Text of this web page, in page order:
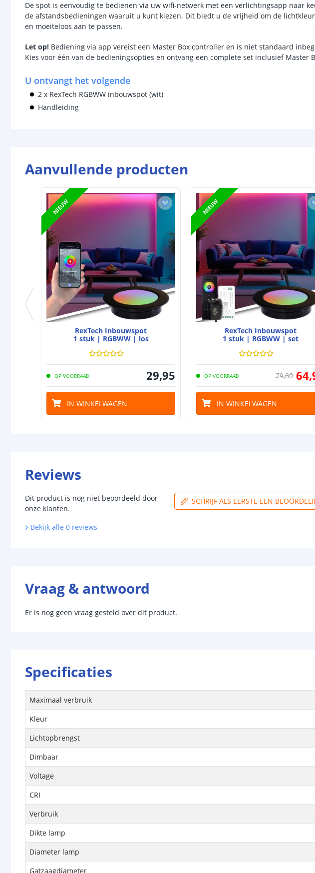
De spot is eenvoudig te bedienen via uw wifi-netwerk met een verlichtingsapp naar
de afstandsbedieningen waaruit u kunt kiezen. Dit biedt u de vrijheid om de
en moeiteloos aan te passen.
Let op! Bediening via app vereist een Master Box controller en is niet standaard
Kies voor één van de bedieningsopties en ontvang een complete set inclusief Master
U ontvangt het volgende
2 x RexTech RGBWW inbouwspot (wit)
Handleiding
Aanvullende producten
NIEUW
RexTech Inbouwspot
1 stuk | RGBWW | los
OP VOORRAAD 29,95
IN WINKELWAGEN
NIEUW
RexTech Inbouwspot
1 stuk | RGBWW | set
OP VOORRAAD 79,80 64,
IN WINKELWAGEN
Reviews
Dit product is nog niet beoordeeld door
onze klanten.
SCHRIJF ALS EERSTE EEN
Bekijk alle 0 reviews
Vraag & antwoord
Er is nog geen vraag gesteld over dit product.
Specificaties
Maximaal verbruik
Kleur
Lichtopbrengst
Dimbaar
Voltage
CRI
Verbruik
Dikte lamp
Diameter lamp
Gatzaagdiameter